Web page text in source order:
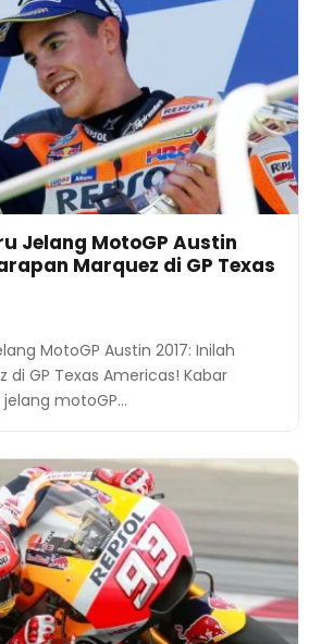
Jelang MotoGP Austin
Marquez di GP Texas
MotoGP Austin 2017: Inilah
di GP Texas Americas! Kabar
motoGP…